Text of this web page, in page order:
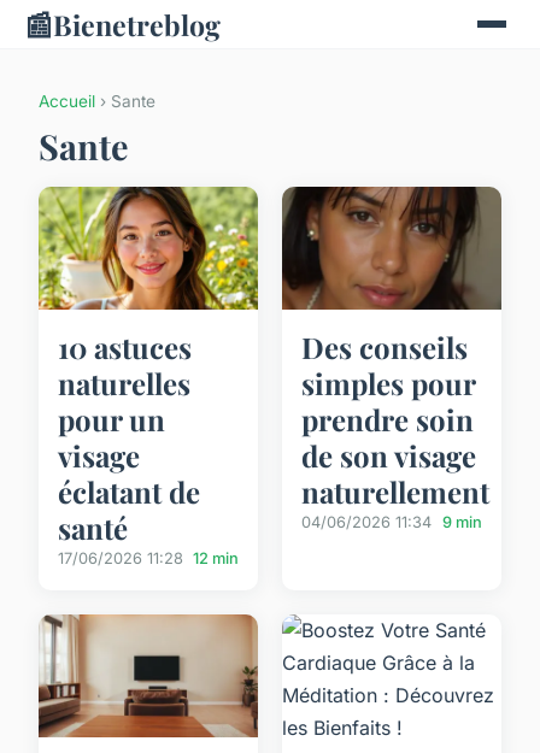
📰Bienetreblog
Accueil › Sante
Sante
10 astuces
naturelles
pour un
visage
éclatant de
santé
17/06/2026 11:28 12 min
Des conseils
simples pour
prendre soin
de son visage
naturellement
04/06/2026 11:34 9 min